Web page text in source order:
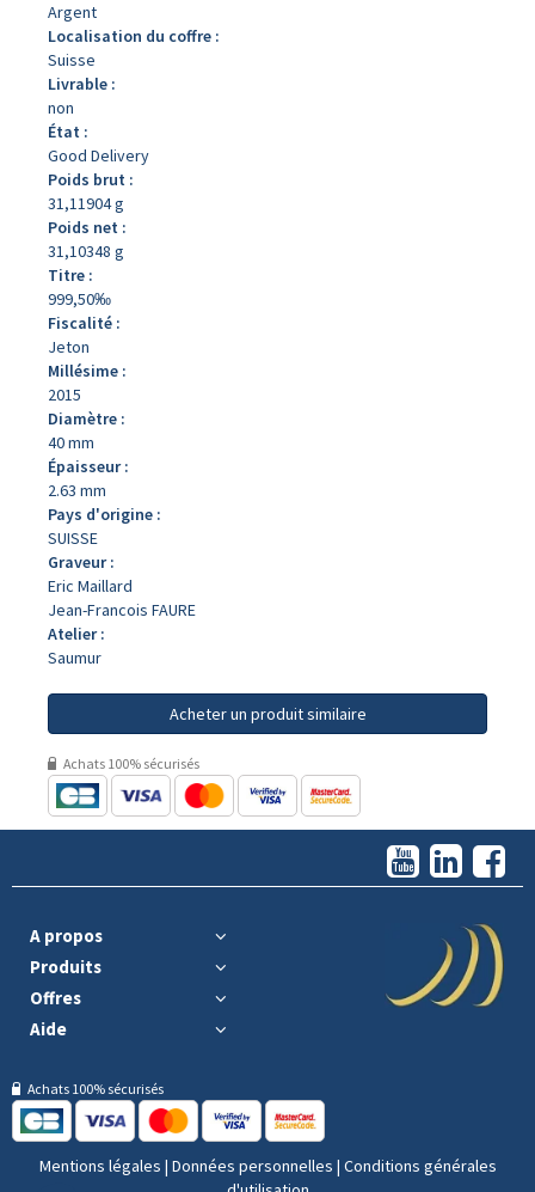
Argent
Localisation du coffre :
Suisse
Livrable :
non
État :
Good Delivery
Poids brut :
31,11904 g
Poids net :
31,10348 g
Titre :
999,50‰
Fiscalité :
Jeton
Millésime :
2015
Diamètre :
40 mm
Épaisseur :
2.63 mm
Pays d'origine :
SUISSE
Graveur :
Eric Maillard
Jean-Francois FAURE
Atelier :
Saumur
Acheter un produit similaire
Achats 100% sécurisés
A propos
Produits
Offres
Aide
Achats 100% sécurisés
Mentions légales | Données personnelles | Conditions générales